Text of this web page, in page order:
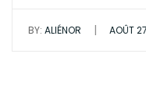
BY: ALIÉNOR | AOÛT